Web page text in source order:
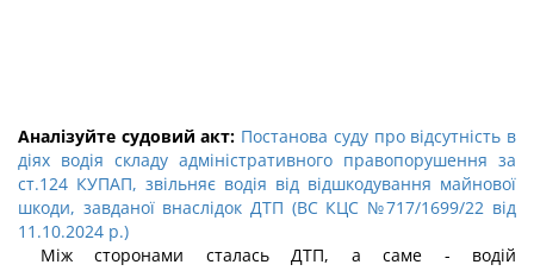
Аналізуйте судовий акт: Постанова суду про відсутність в
діях водія складу адміністративного правопорушення за
ст.124 КУПАП, звільняє водія від відшкодування майнової
шкоди, завданої внаслідок ДТП (ВС КЦС №717/1699/22 від
11.10.2024 р.)
Між сторонами сталась ДТП, а саме - водій